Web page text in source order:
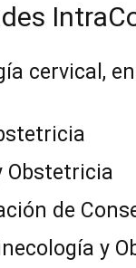
cervical,
Obstetricia
de
y